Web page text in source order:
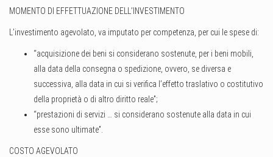
MOMENTO DI EFFETTUAZIONE DELL’INVESTIMENTO
L’investimento agevolato, va imputato per competenza, per cui le spese di:
“acquisizione dei beni si considerano sostenute, per i beni mobili,
alla data della consegna o spedizione, ovvero, se diversa e
successiva, alla data in cui si verifica l’effetto traslativo o costitutivo
della proprietà o di altro diritto reale”;
“prestazioni di servizi … si considerano sostenute alla data in cui
esse sono ultimate”.
COSTO AGEVOLATO